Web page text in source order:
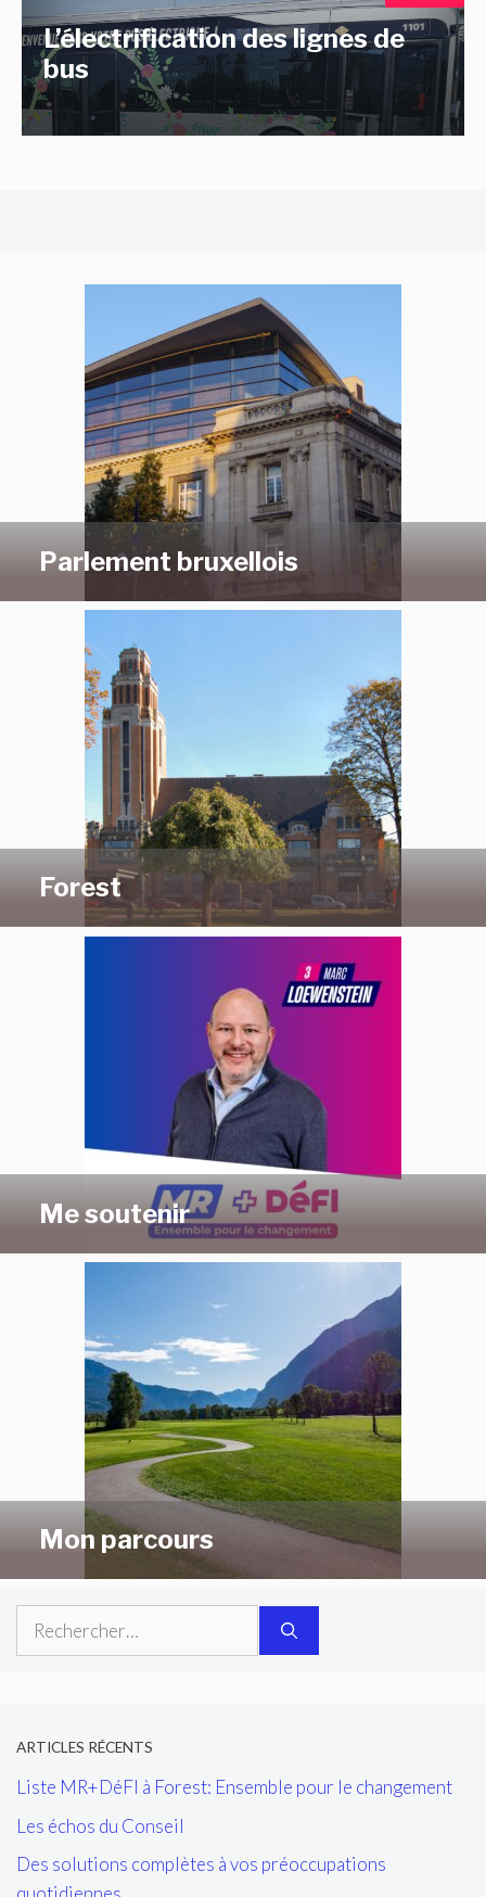
L’électrification des lignes de
bus
Parlement bruxellois
Forest
Me soutenir
Mon parcours
Rechercher :
ARTICLES RÉCENTS
Liste MR+DéFI à Forest: Ensemble pour le changement
Les échos du Conseil
Des solutions complètes à vos préoccupations